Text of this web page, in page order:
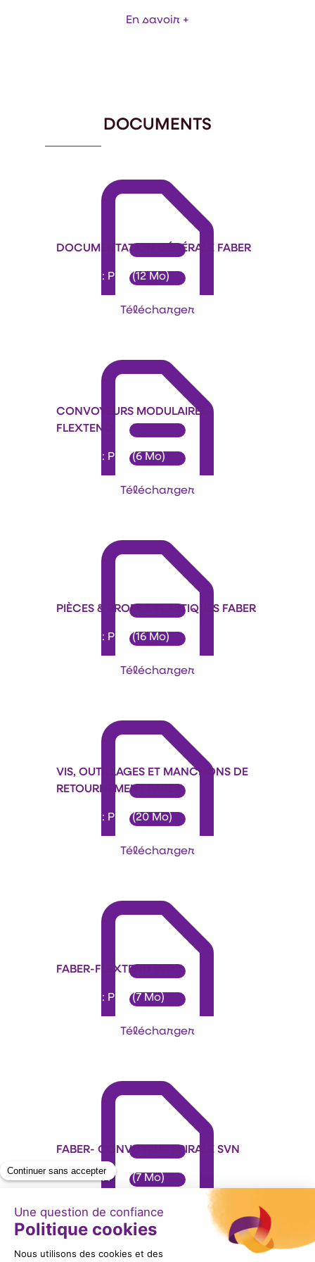
En savoir +
DOCUMENTS
DOCUMENTATION GÉNÉRALE FABER
Format : PDF (12 Mo)
Télécharger
CONVOYEURS MODULAIRES
FLEXTEND
Format : PDF (6 Mo)
Télécharger
PIÈCES & PROFILS PLASTIQUES FABER
Format : PDF (16 Mo)
Télécharger
VIS, OUTILLAGES ET MANCHONS DE
RETOURNEMENT FABER
Format : PDF (20 Mo)
Télécharger
FABER-FLEXTEND WPC
Format : PDF (7 Mo)
Télécharger
FABER- CONVOYEUR SPIRALE SVN
Format : PDF (7 Mo)
Télécharger